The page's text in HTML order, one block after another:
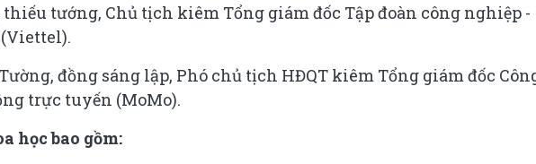
thiếu tướng, Chủ tịch kiêm Tổng giám đốc Tập đoàn công nghiệp -
đồng sáng lập, Phó chủ tịch HĐQT kiêm Tổng giám đốc
trực tuyến (MoMo).
học bao gồm: